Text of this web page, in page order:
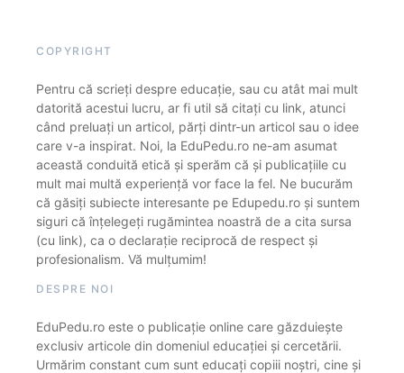
COPYRIGHT
Pentru că scrieți despre educație, sau cu atât mai mult
datorită acestui lucru, ar fi util să citați cu link, atunci
când preluați un articol, părți dintr-un articol sau o idee
care v-a inspirat. Noi, la EduPedu.ro ne-am asumat
această conduită etică și sperăm că și publicațiile cu
mult mai multă experiență vor face la fel. Ne bucurăm
că găsiți subiecte interesante pe Edupedu.ro și suntem
siguri că înțelegeți rugămintea noastră de a cita sursa
(cu link), ca o declarație reciprocă de respect și
profesionalism. Vă mulțumim!
DESPRE NOI
EduPedu.ro este o publicație online care găzduiește
exclusiv articole din domeniul educației și cercetării.
Urmărim constant cum sunt educați copiii noștri, cine și